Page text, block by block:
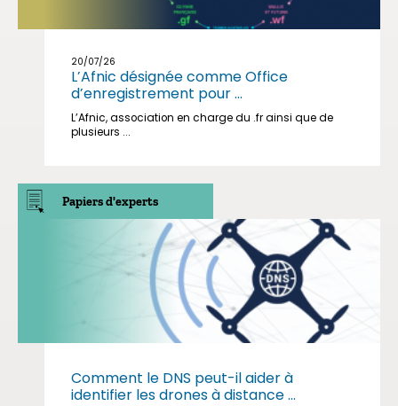
20/07/26
L’Afnic désignée comme Office
d’enregistrement pour ...
L’Afnic, association en charge du .fr ainsi que de
plusieurs ...
Papiers d'experts
Comment le DNS peut-il aider à
identifier les drones à distance ...